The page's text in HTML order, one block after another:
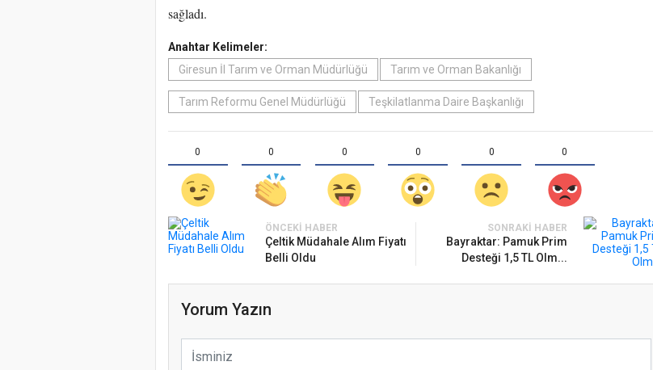
sağladı.
Anahtar Kelimeler:
Giresun İl Tarım ve Orman Müdürlüğü
Tarım ve Orman Bakanlığı
Tarım Reformu Genel Müdürlüğü Teşkilatlanma Daire Başkanlığı
0 0 0 0 0 0
ÖNCEKI HABER
Çeltik Müdahale Alım Fiyatı
Belli Oldu
SONRAKI HABER
Bayraktar: Pamuk Prim
Desteği 1,5 TL Olm...
Yorum Yazın